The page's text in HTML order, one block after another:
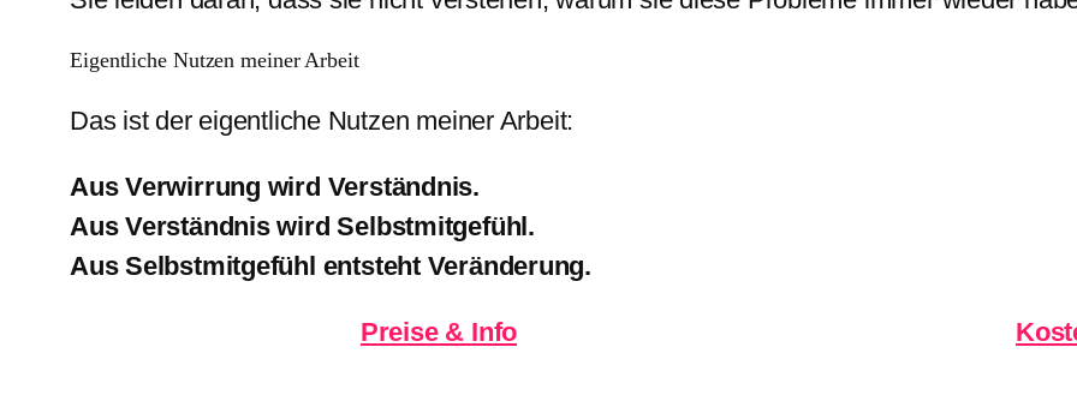
Eigentliche Nutzen meiner Arbeit
Das ist der eigentliche Nutzen meiner Arbeit:
Aus Verwirrung wird Verständnis.
Aus Verständnis wird Selbstmitgefühl.
Aus Selbstmitgefühl entsteht Veränderung.
Preise & Info